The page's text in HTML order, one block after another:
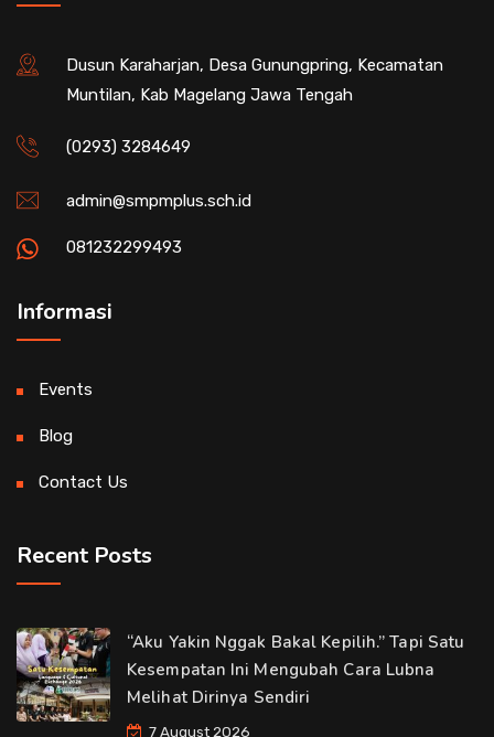
Dusun Karaharjan, Desa Gunungpring, Kecamatan
Muntilan, Kab Magelang Jawa Tengah
(0293) 3284649
admin@smpmplus.sch.id
081232299493
Informasi
Events
Blog
Contact Us
Recent Posts
“Aku Yakin Nggak Bakal Kepilih.” Tapi Satu
Kesempatan Ini Mengubah Cara Lubna
Melihat Dirinya Sendiri
7 August 2026